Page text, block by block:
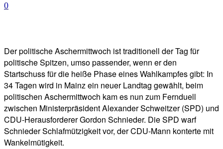
0
Der politische Aschermittwoch ist traditionell der Tag für
politische Spitzen, umso passender, wenn er den
Startschuss für die heiße Phase eines Wahlkampfes gibt: In
34 Tagen wird in Mainz ein neuer Landtag gewählt, beim
politischen Aschermittwoch kam es nun zum Fernduell
zwischen Ministerpräsident Alexander Schweitzer (SPD) und
CDU-Herausforderer Gordon Schnieder. Die SPD warf
Schnieder Schlafmützigkeit vor, der CDU-Mann konterte mit
Wankelmütigkeit.